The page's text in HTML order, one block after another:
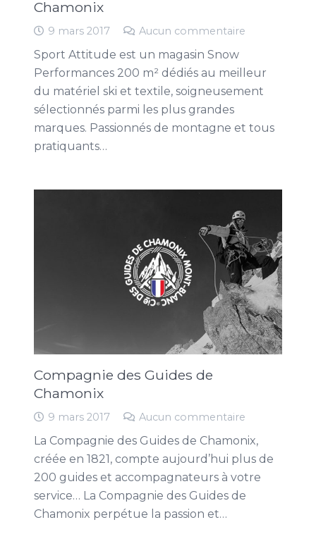
Chamonix
9 mars 2017 Aucun commentaire
Sport Attitude est un magasin Snow
Performances 200 m² dédiés au meilleur
du matériel ski et textile, soigneusement
sélectionnés parmi les plus grandes
marques. Passionnés de montagne et tous
pratiquants…
Compagnie des Guides de
Chamonix
9 mars 2017 Aucun commentaire
La Compagnie des Guides de Chamonix,
créée en 1821, compte aujourd’hui plus de
200 guides et accompagnateurs à votre
service… La Compagnie des Guides de
Chamonix perpétue la passion et…